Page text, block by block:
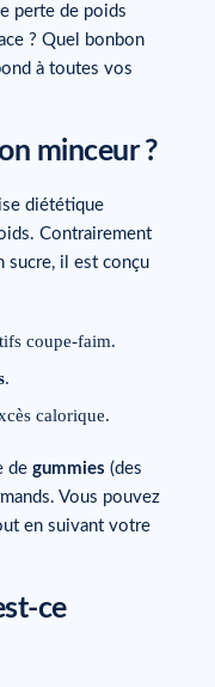
perte de poids
? Quel bonbon
à toutes vos
minceur ?
diététique
Contrairement
sucre, il est conçu
coupe-faim.
.
calorique.
de gummies (des
Vous pouvez
en suivant votre
ce